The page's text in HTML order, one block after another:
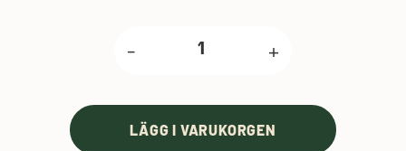
- +
LÄGG I VARUKORGEN